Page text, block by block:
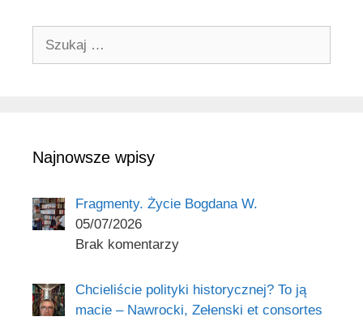
Najnowsze wpisy
Fragmenty. Życie Bogdana W.
05/07/2026
Brak komentarzy
Chcieliście polityki historycznej? To ją
macie – Nawrocki, Zełenski et consortes